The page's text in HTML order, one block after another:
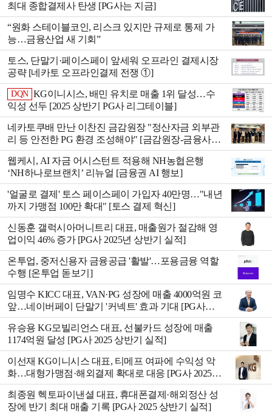
최대 종합결제사 탄생 [PG사는 지금]
“원화 스테이블코인, 리스크 있지만 규제로 통제 가
능…금융산업 새 기회”
토스, 단말기·페이스페이 앞세워 오프라인 결제시장
공략 [네카토 오프라인결제 전쟁 ①]
DQN KG이니시스, 배민 유치로 매출 1위 달성…수
익성 선두 [2025 상반기 PG사 리그테이블]
네카토쿠배 만난 이찬진 금감원장 "정산자금 외부관
리 등 안전한 PG 환경 조성해야" [금감원장-금융사
CEO 간담회]
웹케시, AI 자금 어시스턴트 적용해 NH농협은행
‘NH하나로브랜치’ 리뉴얼 [금융권 AI 행보]
'얼굴로 결제' 토스 페이스페이 가입자 40만명…"내년
까지 가맹점 100만 확대" [토스 결제 혁신]
신동훈 갤럭시아머니트리 대표, 매출원가 절감해 영
업이익 46% 증가 [PG사 2025년 상반기 실적]
온투업, 중저신용자 금융공급 '활발'…포용금융 역할
수행 [온투업 돋보기]
임명수 KICC 대표, VAN·PG 성장에 매출 4000억원 코
앞…네이버페이 단말기 '커넥트' 효과 기대 [PG사
2025 상반기 실적]
유승용 KG모빌리언스 대표, 선불카드 성장에 매출
1174억원 달성 [PG사 2025 상반기 실적]
이선재 KG이니시스 대표, 티메프 여파에 수익성 악
화…대형가맹점·해외결제 확대로 대응 [PG사 2025
상반기 실적]
최종원 헥토파이낸셜 대표, 휴대폰결제·해외정산 성
장에 반기 최대 매출 기록 [PG사 2025 상반기 실적]